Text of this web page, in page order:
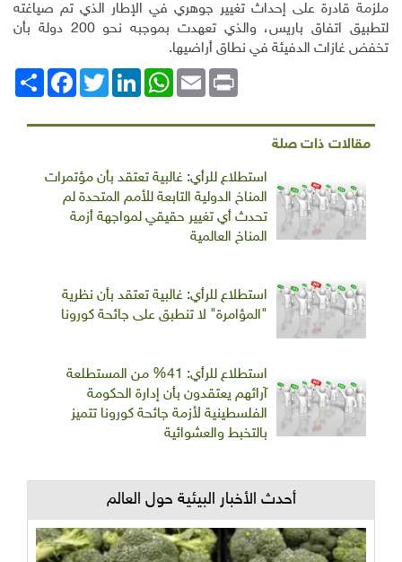
ملزمة قادرة على إحداث تغيير جوهري في الإطار الذي تم صياغته
لتطبيق اتفاق باريس، والذي تعهدت بموجبه نحو 200 دولة بأن
تخفض غازات الدفيئة في نطاق أراضيها.
انشر
FacebookTwitterLinkedIn
WhatsAppEmail Print
مقالات ذات صلة
استطلاع للرأي: غالبية تعتقد بأن مؤتمرات
المناخ الدولية التابعة للأمم المتحدة لم
تحدث أي تغيير حقيقي لمواجهة أزمة
المناخ العالمية
استطلاع للرأي: غالبية تعتقد بأن نظرية
"المؤامرة" لا تنطبق على جائحة كورونا
استطلاع للرأي: 41% من المستطلعة
آرائهم يعتقدون بأن إدارة الحكومة
الفلسطينية لأزمة جائحة كورونا تتميز
بالتخبط والعشوائية
أحدث الأخبار البيئية حول العالم